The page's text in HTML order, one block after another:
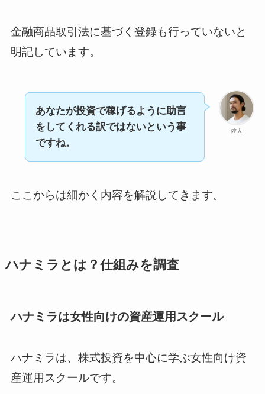
金融商品取引法に基づく登録も行っていないと
明記しています。
佐天
あなたが投資で稼げるように助言
をしてくれる訳ではないという事
ですね。
ここからは細かく内容を解説してきます。
ハナミラとは？仕組みを調査
ハナミラは女性向けの資産運用スクール
ハナミラは、株式投資を中心に学ぶ女性向け資
産運用スクールです。